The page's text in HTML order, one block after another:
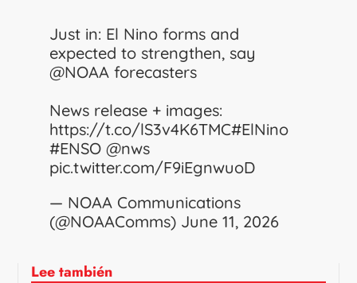
Just in: El Nino forms and
expected to strengthen, say
@NOAA forecasters
News release + images:
https://t.co/lS3v4K6TMC#ElNino
#ENSO @nws
pic.twitter.com/F9iEgnwuoD
— NOAA Communications
(@NOAAComms) June 11, 2026
Lee también